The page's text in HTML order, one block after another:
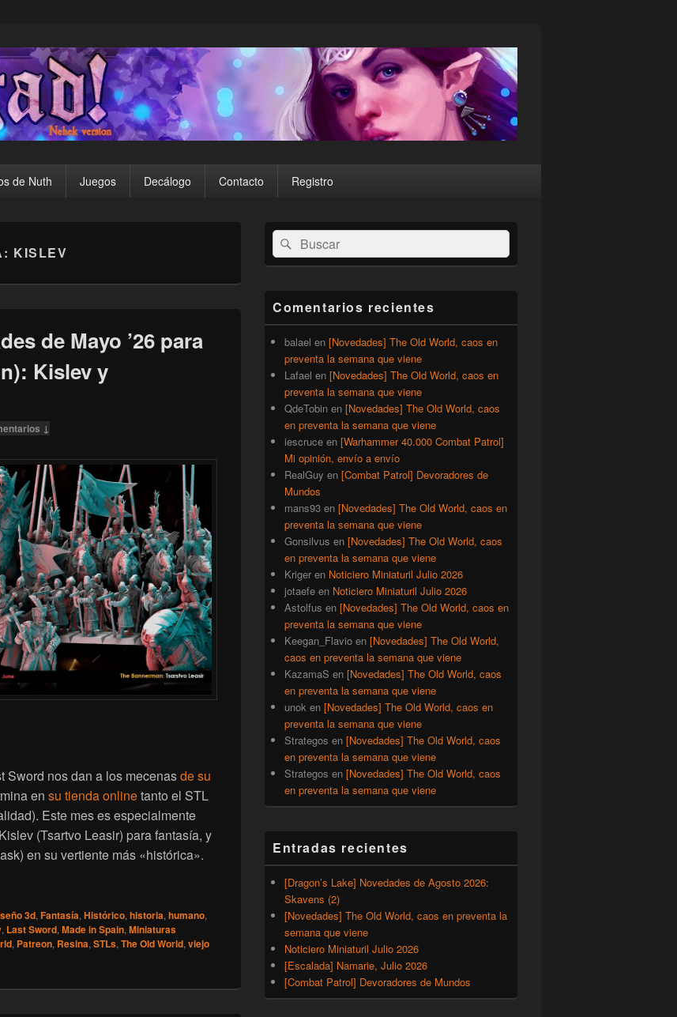
de Nuth Juegos Decálogo Contacto Registro
KISLEV
de Mayo ’26 para
Kislev y
↓
Sword nos dan a los mecenasde su
en su tienda onlinetanto el STL
Este mes es especialmente
(Tsartvo Leasir) para fantasía, y
en su vertiente más «histórica».
de Mayo ’26 para sus mecenas (Patreon): Kislev y Mosqueteros
3d, Fantasía, Histórico, historia, humano,
, Last Sword, Made in Spain, Miniaturas
, Patreon, Resina, STLs, The Old World, viejo
El
área
de
lateral
primaria
Buscar
por:
Buscar
Comentarios recientes
balael en [Novedades] The Old World, caos en
preventa la semana que viene
Lafael en [Novedades] The Old World, caos en
preventa la semana que viene
QdeTobin en [Novedades] The Old World, caos
en preventa la semana que viene
iescruce en [Warhammer 40.000 Combat Patrol]
Mi opinión, envío a envío
RealGuy en [Combat Patrol] Devoradores de
Mundos
mans93 en [Novedades] The Old World, caos en
preventa la semana que viene
Gonsilvus en [Novedades] The Old World, caos
en preventa la semana que viene
Kriger en Noticiero Miniaturil Julio 2026
jotaefe en Noticiero Miniaturil Julio 2026
Astolfus en [Novedades] The Old World, caos en
preventa la semana que viene
Keegan_Flavio en [Novedades] The Old World,
caos en preventa la semana que viene
KazamaS en [Novedades] The Old World, caos
en preventa la semana que viene
unok en [Novedades] The Old World, caos en
preventa la semana que viene
Strategos en [Novedades] The Old World, caos
en preventa la semana que viene
Strategos en [Novedades] The Old World, caos
en preventa la semana que viene
Entradas recientes
[Dragon’s Lake] Novedades de Agosto 2026:
Skavens (2)
[Novedades] The Old World, caos en preventa la
semana que viene
Noticiero Miniaturil Julio 2026
[Escalada] Namarie, Julio 2026
[Combat Patrol] Devoradores de Mundos